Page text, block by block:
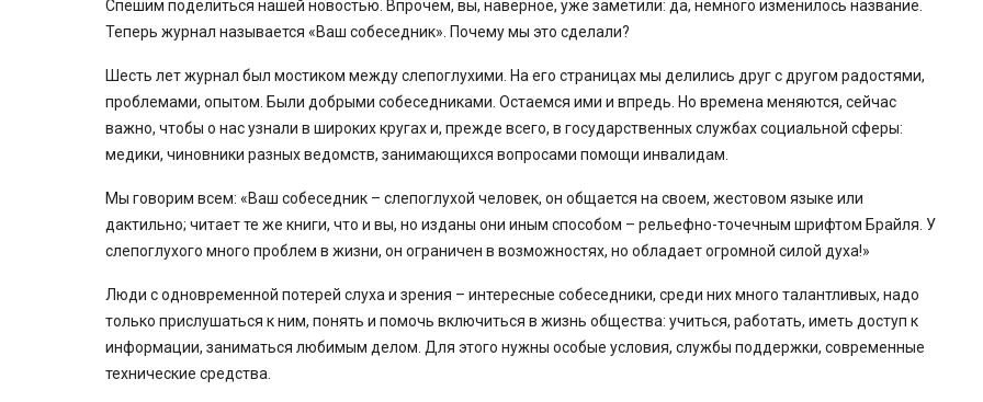
Спешим поделиться нашей новостью. Впрочем, вы, наверное, уже заметили: да, немного изменилось название.
Теперь журнал называется «Ваш собеседник». Почему мы это сделали?
Шесть лет журнал был мостиком между слепоглухими. На его страницах мы делились друг с другом радостями,
проблемами, опытом. Были добрыми собеседниками. Остаемся ими и впредь. Но времена меняются, сейчас
важно, чтобы о нас узнали в широких кругах и, прежде всего, в государственных службах социальной сферы:
медики, чиновники разных ведомств, занимающихся вопросами помощи инвалидам.
Мы говорим всем: «Ваш собеседник – слепоглухой человек, он общается на своем, жестовом языке или
дактильно; читает те же книги, что и вы, но изданы они иным способом – рельефно-точечным шрифтом Брайля. У
слепоглухого много проблем в жизни, он ограничен в возможностях, но обладает огромной силой духа!»
Люди с одновременной потерей слуха и зрения – интересные собеседники, среди них много талантливых, надо
только прислушаться к ним, понять и помочь включиться в жизнь общества: учиться, работать, иметь доступ к
информации, заниматься любимым делом. Для этого нужны особые условия, службы поддержки, современные
технические средства.